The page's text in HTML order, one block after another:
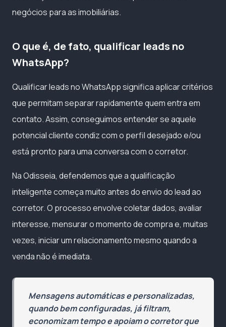
negócios para as imobiliárias.
O que é, de fato, qualificar leads no
WhatsApp?
Qualificar leads no WhatsApp significa aplicar critérios
que permitam separar rapidamente quem entra em
contato. Assim, conseguimos entender se aquele
potencial cliente condiz com o perfil desejado e/ou
está pronto para uma conversa com o corretor.
Na Odisseia, defendemos que a qualificação
inteligente começa muito antes do envio do lead ao
corretor. O processo envolve coletar dados, avaliar
interesse, mensurar o momento de compra e, muitas
vezes, iniciar um relacionamento mesmo quando a
venda não é imediata.
Mensagens automáticas e personalizadas,
quando bem configuradas, já filtram,
economizam tempo e apoiam o corretor que